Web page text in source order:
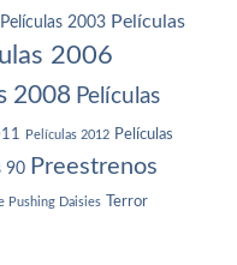
Películas 2003 Películas
2006
2008 Películas
Películas 2012 Películas
90 Preestrenos
Pushing Daisies Terror